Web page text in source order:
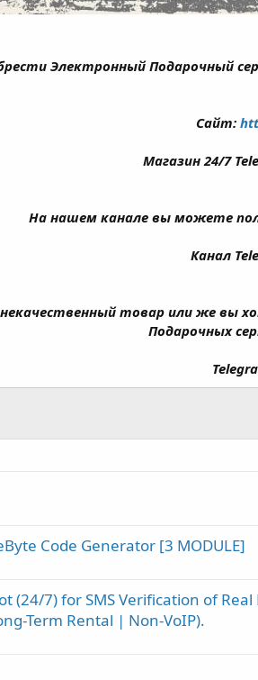
Электронный Подарочный
Сайт:
Магазин 24/7
На нашем канале вы можете
Канал
некачественный товар или же вы
Подарочных
Code Generator [3 MODULE]
(24/7) for SMS Verification of
Term Rental | Non-VoIP).